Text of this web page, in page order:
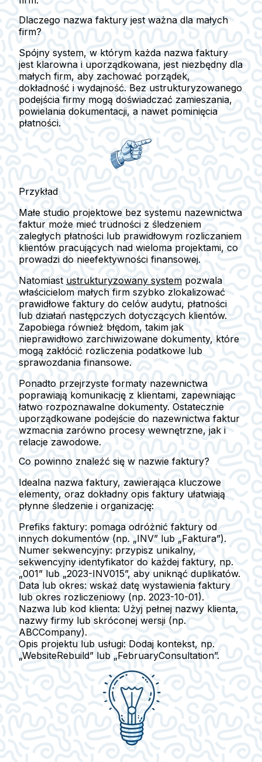
Dlaczego nazwa faktury jest ważna dla małych
firm?
Spójny system, w którym każda nazwa faktury
jest klarowna i uporządkowana, jest niezbędny dla
małych firm, aby zachować porządek,
dokładność i wydajność. Bez ustrukturyzowanego
podejścia firmy mogą doświadczać zamieszania,
powielania dokumentacji, a nawet pominięcia
płatności.
Przykład
Małe studio projektowe bez systemu nazewnictwa
faktur może mieć trudności z śledzeniem
zaległych płatności lub prawidłowym rozliczaniem
klientów pracujących nad wieloma projektami, co
prowadzi do nieefektywności finansowej.
Natomiast ustrukturyzowany system pozwala
właścicielom małych firm szybko zlokalizować
prawidłowe faktury do celów audytu, płatności
lub działań następczych dotyczących klientów.
Zapobiega również błędom, takim jak
nieprawidłowo zarchiwizowane dokumenty, które
mogą zakłócić rozliczenia podatkowe lub
sprawozdania finansowe.
Ponadto przejrzyste formaty nazewnictwa
poprawiają komunikację z klientami, zapewniając
łatwo rozpoznawalne dokumenty. Ostatecznie
uporządkowane podejście do nazewnictwa faktur
wzmacnia zarówno procesy wewnętrzne, jak i
relacje zawodowe.
Co powinno znaleźć się w nazwie faktury?
Idealna nazwa faktury, zawierająca kluczowe
elementy, oraz dokładny opis faktury ułatwiają
płynne śledzenie i organizację:
Prefiks faktury: pomaga odróżnić faktury od
innych dokumentów (np. „INV” lub „Faktura”).
Numer sekwencyjny: przypisz unikalny,
sekwencyjny identyfikator do każdej faktury, np.
„001” lub „2023-INV015”, aby uniknąć duplikatów.
Data lub okres: wskaż datę wystawienia faktury
lub okres rozliczeniowy (np. 2023-10-01).
Nazwa lub kod klienta: Użyj pełnej nazwy klienta,
nazwy firmy lub skróconej wersji (np.
ABCCompany).
Opis projektu lub usługi: Dodaj kontekst, np.
„WebsiteRebuild” lub „FebruaryConsultation”.